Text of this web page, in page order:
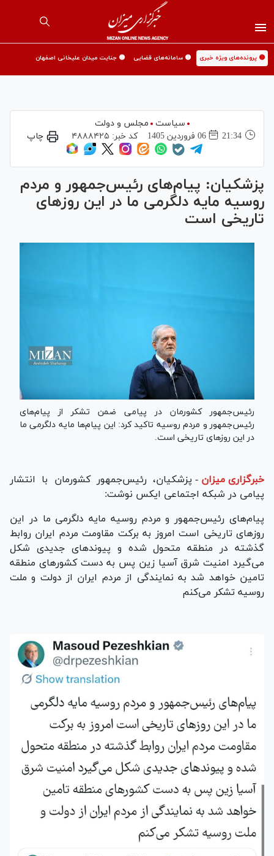
🟡 پرونده‌های ویژه خبری 🟡 سامانه‌های قضایی 🟡 جنایت میدان علیخانی اصفهان
سیاست
مجلس و دولت
21:34
06 فروردين 1405 کد خبر: ۴۸۸۸۴۲۵ چاپ
پزشکیان: ‏پیام‌های رئیس‌جمهور و مردم
روسیه مایه دلگرمی ما در این روز‌های
تاریخی است
رئیس‌جمهور کشورمان در پیامی ضمن تشکر از ‏پیام‌های
رئیس‌جمهور و مردم روسیه تاکید کرد: این پیام‌ها مایه دلگرمی ما
در این روز‌های تاریخی است.
خبرگزاری میزان - پزشکیان، رئیس‌جمهور کشورمان با انتشار
پیامی در شبکه اجتماعی ایکس نوشت:
پیام‌های رئیس‌جمهور و مردم روسیه مایه دلگرمی ما در این
روز‌های تاریخی است امروز به برکت مقاومت مردم ایران روابط
گذشته در منطقه متحول شده و پیوند‌های جدیدی شکل
می‌گیرد امنیت شرق آسیا زین پس به دست کشور‌های منطقه
تامین خواهد شد به نمایندگی از مردم ایران از دولت و ملت
روسیه تشکر می‌کنم